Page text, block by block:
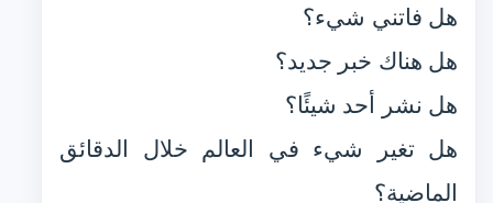
هل فاتني شيء؟
هل هناك خبر جديد؟
هل نشر أحد شيئًا؟
هل تغير شيء في العالم خلال الدقائق
الماضية؟